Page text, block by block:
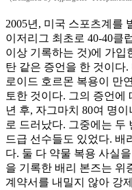
2005년, 미국 스포츠계를
이저리그 최초로 40-40클
이상 기록하는 것)에 가입
탄 같은 증언을 한 것이다
로이드 호르몬 복용이 만
토한 것이다. 그의 증언에
년 후, 자그마치 80여 명
로 드러났다. 그중에는 두
드급 선수들도 있었다. 배
다. 둘 다 약물 복용 사실
을 기록한 배리 본즈는 위
계약서를 내밀지 않아 강